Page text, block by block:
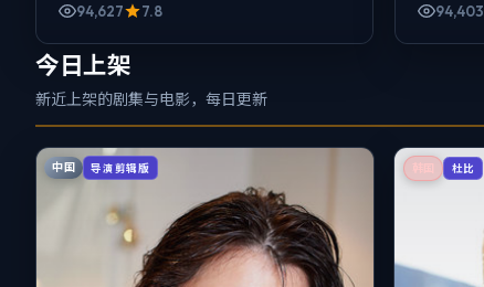
94,627 7.8 94,403
今日上架
新近上架的剧集与电影，每日更新
中国 导演剪辑版 韩国 杜比